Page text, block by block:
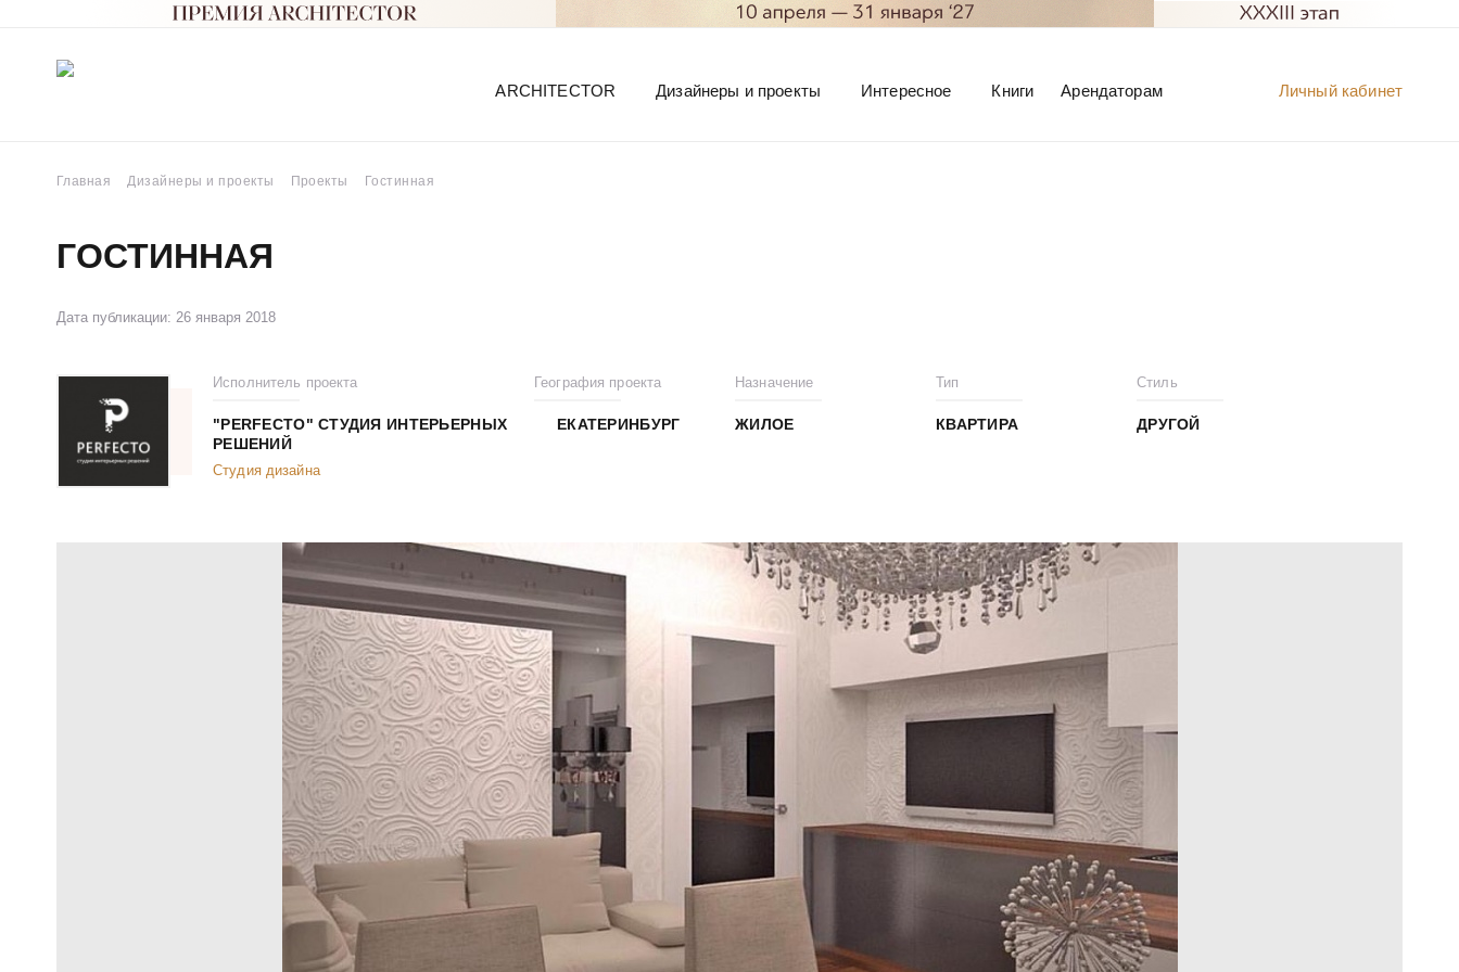
Личный кабинет
ARCHITECTOR Дизайнеры и проекты Интересное Книги Арендаторам
Главная Дизайнеры и проекты Проекты Гостинная
ГОСТИННАЯ
Дата публикации: 26 января 2018
Исполнитель проекта
"PERFECTO" СТУДИЯ ИНТЕРЬЕРНЫХ
РЕШЕНИЙ
Студия дизайна
География проекта
ЕКАТЕРИНБУРГ
Назначение
ЖИЛОЕ
Тип
КВАРТИРА
Стиль
ДРУГОЙ